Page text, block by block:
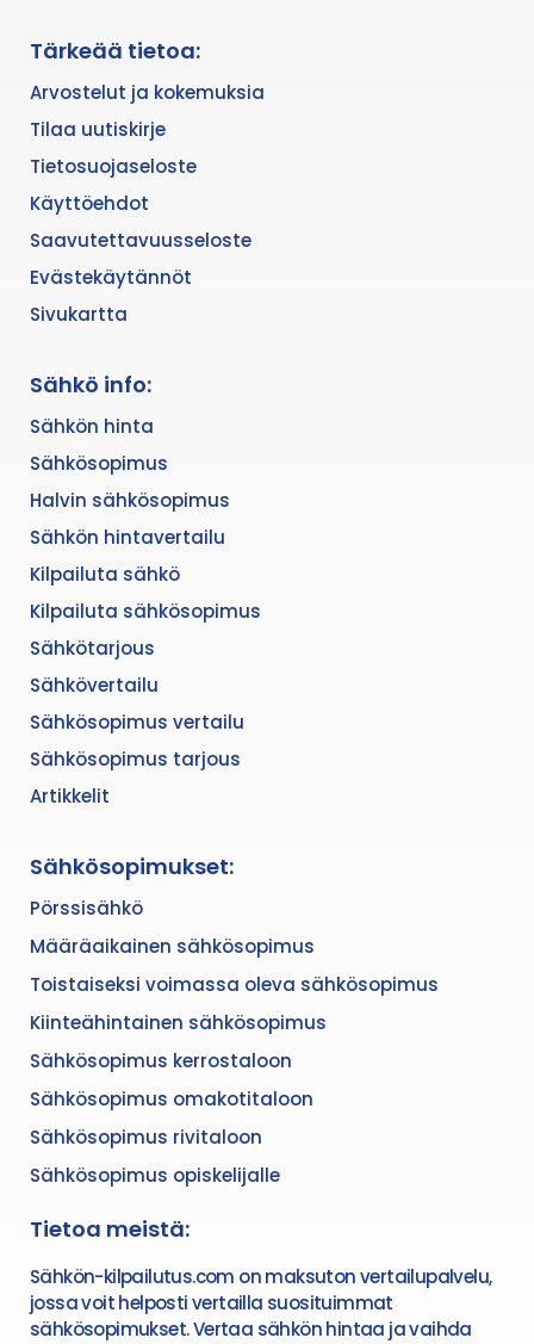
Tärkeää tietoa:
Arvostelut ja kokemuksia
Tilaa uutiskirje
Tietosuojaseloste
Käyttöehdot
Saavutettavuusseloste
Evästekäytännöt
Sivukartta
Sähkö info:
Sähkön hinta
Sähkösopimus
Halvin sähkösopimus
Sähkön hintavertailu
Kilpailuta sähkö
Kilpailuta sähkösopimus
Sähkötarjous
Sähkövertailu
Sähkösopimus vertailu
Sähkösopimus tarjous
Artikkelit
Sähkösopimukset:
Pörssisähkö
Määräaikainen sähkösopimus
Toistaiseksi voimassa oleva sähkösopimus
Kiinteähintainen sähkösopimus
Sähkösopimus kerrostaloon
Sähkösopimus omakotitaloon
Sähkösopimus rivitaloon
Sähkösopimus opiskelijalle
Tietoa meistä:
Sähkön-kilpailutus.com on maksuton vertailupalvelu,
jossa voit helposti vertailla suosituimmat
sähkösopimukset. Vertaa sähkön hintaa ja vaihda